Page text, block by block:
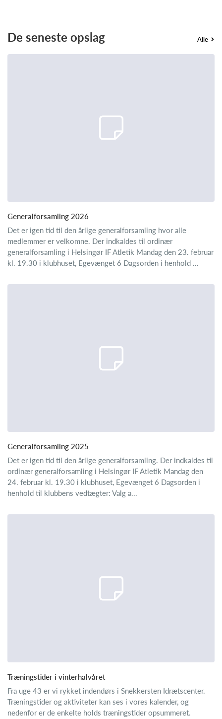
De seneste opslag Alle
Generalforsamling 2026
Det er igen tid til den årlige generalforsamling hvor alle
medlemmer er velkomne. Der indkaldes til ordinær
generalforsamling i Helsingør IF Atletik Mandag den 23. februar
kl. 19.30 i klubhuset, Egevænget 6 Dagsorden i henhold ...
Generalforsamling 2025
Det er igen tid til den årlige generalforsamling. Der indkaldes til
ordinær generalforsamling i Helsingør IF Atletik Mandag den
24. februar kl. 19.30 i klubhuset, Egevænget 6 Dagsorden i
henhold til klubbens vedtægter: Valg a...
Træningstider i vinterhalvåret
Fra uge 43 er vi rykket indendørs i Snekkersten Idrætscenter.
Træningstider og aktiviteter kan ses i vores kalender, og
nedenfor er de enkelte holds træningstider opsummeret.